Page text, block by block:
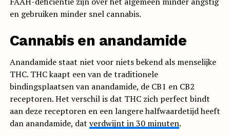
en gebruiken minder snel cannabis.
Cannabis en anandamide
Anandamide staat niet voor niets bekend als menselijke
THC. THC kaapt een van de traditionele
bindingsplaatsen van anandamide, de CB1 en CB2
receptoren. Het verschil is dat THC zich perfect bindt
aan deze receptoren en een langere halfwaardetijd heeft
dan anandamide, dat verdwijnt in 30 minuten.